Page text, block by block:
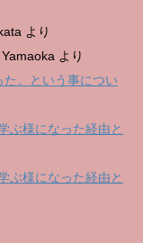
より
より
。という事につい
ぶ様になった経由と
ぶ様になった経由と